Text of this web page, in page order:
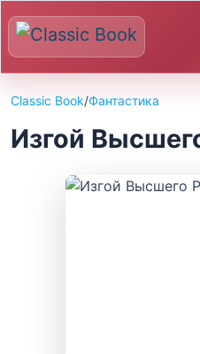
Classic Book/Фантастика
Изгой